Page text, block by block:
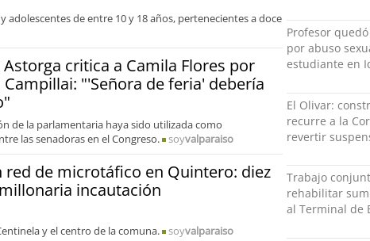
adolescentes de entre 10 y 18 años, pertenecientes a doce
Astorga critica a Camila Flores por
"'Señora de feria' debería
de la parlamentaria haya sido utilizada como
las senadoras en el Congreso.
soyvalparaiso
red de microtáfico en Quintero: diez
incautación
y el centro de la comuna. soyvalparaiso
Profesor
por abuso
estudiante en
El Olivar:
recurre a la
revertir
Trabajo
rehabilitar
al Terminal de